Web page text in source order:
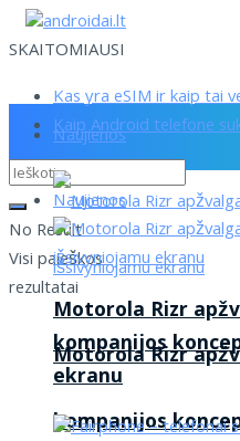
SKAITOMIAUSI
Kas yra eSIM ir kaip tai
Kaip Android telefone
No Result
Visi paieškos
rezultatai
Naujienos
Motorola Rizr
kompanijos
Naujienos
Motorola Rizr
kompanijos
ekranu